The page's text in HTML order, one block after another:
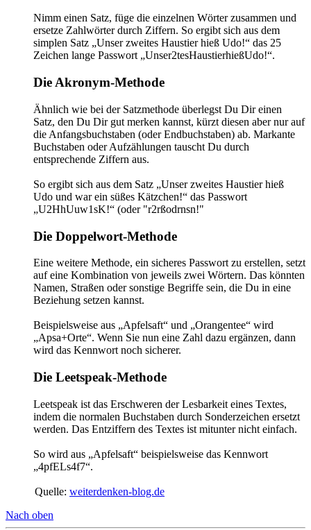
Nimm einen Satz, füge die einzelnen Wörter zusammen und
ersetze Zahlwörter durch Ziffern. So ergibt sich aus dem
simplen Satz „Unser zweites Haustier hieß Udo!“ das 25
Zeichen lange Passwort „Unser2tesHaustierhießUdo!“.
Die Akronym-Methode
Ähnlich wie bei der Satzmethode überlegst Du Dir einen
Satz, den Du Dir gut merken kannst, kürzt diesen aber nur auf
die Anfangsbuchstaben (oder Endbuchstaben) ab. Markante
Buchstaben oder Aufzählungen tauscht Du durch
entsprechende Ziffern aus.
So ergibt sich aus dem Satz „Unser zweites Haustier hieß
Udo und war ein süßes Kätzchen!“ das Passwort
„U2HhUuw1sK!“ (oder "r2rßodrnsn!"
Die Doppelwort-Methode
Eine weitere Methode, ein sicheres Passwort zu erstellen, setzt
auf eine Kombination von jeweils zwei Wörtern. Das könnten
Namen, Straßen oder sonstige Begriffe sein, die Du in eine
Beziehung setzen kannst.
Beispielsweise aus „Apfelsaft“ und „Orangentee“ wird
„Apsa+Orte“. Wenn Sie nun eine Zahl dazu ergänzen, dann
wird das Kennwort noch sicherer.
Die Leetspeak-Methode
Leetspeak ist das Erschweren der Lesbarkeit eines Textes,
indem die normalen Buchstaben durch Sonderzeichen ersetzt
werden. Das Entziffern des Textes ist mitunter nicht einfach.
So wird aus „Apfelsaft“ beispielsweise das Kennwort
„4pfELs4f7“.
Quelle: weiterdenken-blog.de
Nach oben